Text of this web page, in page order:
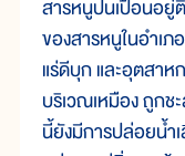
สารหนูปนเปื้อนอยู่
ของสารหนูในอำเ
แร่ดีบุก และอุตสาห
บริเวณเหมือง ถูกช
นี้ยังมีการปล่อยน้ำ